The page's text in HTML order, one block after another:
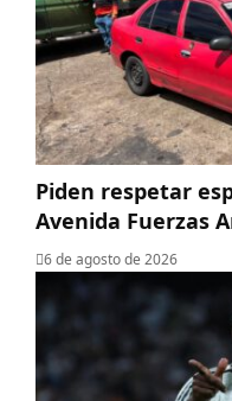
Piden respetar
Avenida Fuerzas
6 de agosto de 2026